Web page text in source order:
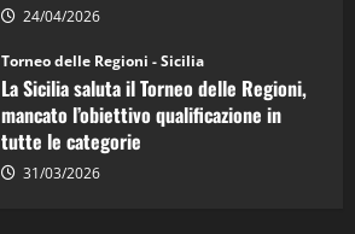
24/04/2026
Torneo delle Regioni - Sicilia
La Sicilia saluta il Torneo delle Regioni,
mancato l’obiettivo qualificazione in
tutte le categorie
31/03/2026